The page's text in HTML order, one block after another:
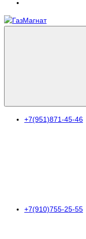
+7(951)871-45-46
+7(910)755-25-55